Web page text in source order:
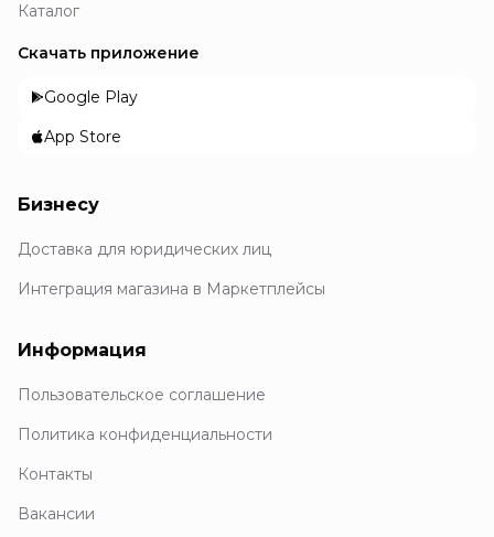
Каталог
Скачать приложение
Google Play
App Store
Бизнесу
Доставка для юридических лиц
Интеграция магазина в Маркетплейсы
Информация
Пользовательское соглашение
Политика конфиденциальности
Контакты
Вакансии